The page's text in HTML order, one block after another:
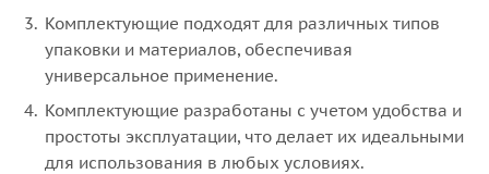
Комплектующие подходят для различных типов
упаковки и материалов, обеспечивая
универсальное применение.
Комплектующие разработаны с учетом удобства и
простоты эксплуатации, что делает их идеальными
для использования в любых условиях.